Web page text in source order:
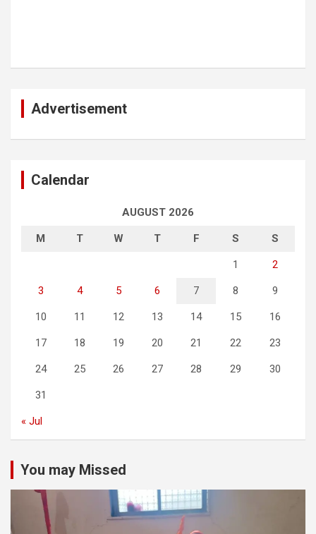
Advertisement
Calendar
AUGUST 2026
M T W T F S S
1 2
3 4 5 6 7 8 9
10 11 12 13 14 15 16
17 18 19 20 21 22 23
24 25 26 27 28 29 30
31
« Jul
You may Missed